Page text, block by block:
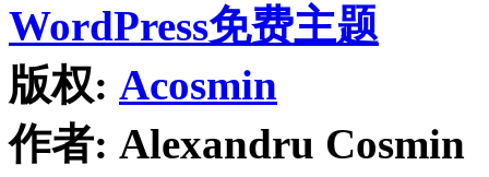
WordPress免费主题
版权: Acosmin
作者: Alexandru Cosmin